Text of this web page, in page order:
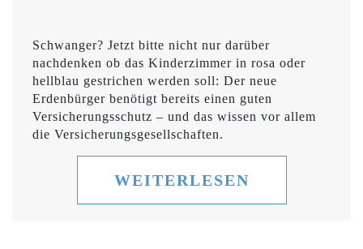
Schwanger? Jetzt bitte nicht nur darüber
nachdenken ob das Kinderzimmer in rosa oder
hellblau gestrichen werden soll: Der neue
Erdenbürger benötigt bereits einen guten
Versicherungsschutz – und das wissen vor allem
die Versicherungsgesellschaften.
WEITERLESEN